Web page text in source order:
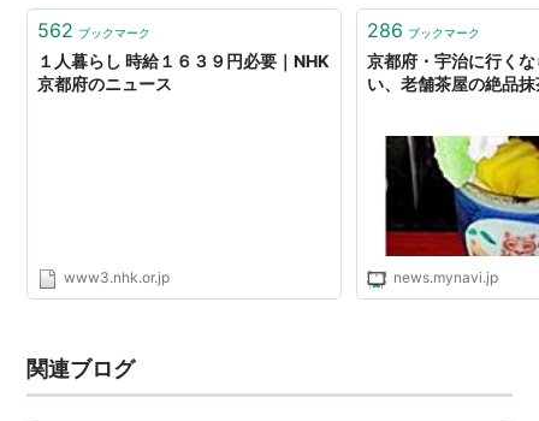
京丹後市
木津川市
城陽市
宮津市
郡・町村
562 ブックマーク
１人暮らし 時給１６３９円必要｜NHK
京都府のニュース
www3.nhk.or.jp
286 ブックマーク
京都府・宇治に行く
い、老舗茶屋の絶品
news.mynavi.jp
関連ブログ